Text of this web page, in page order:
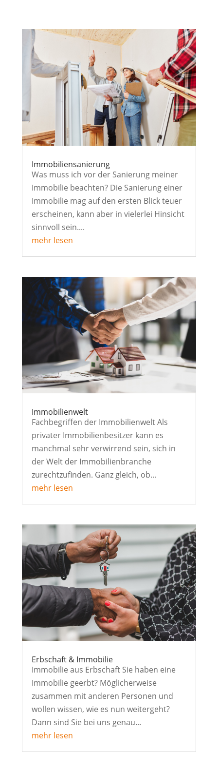
Immobiliensanierung
Was muss ich vor der Sanierung meiner
Immobilie beachten? Die Sanierung einer
Immobilie mag auf den ersten Blick teuer
erscheinen, kann aber in vielerlei Hinsicht
sinnvoll sein....
mehr lesen
Immobilienwelt
Fachbegriffen der Immobilienwelt Als
privater Immobilienbesitzer kann es
manchmal sehr verwirrend sein, sich in
der Welt der Immobilienbranche
zurechtzufinden. Ganz gleich, ob...
mehr lesen
Erbschaft & Immobilie
Immobilie aus Erbschaft Sie haben eine
Immobilie geerbt? Möglicherweise
zusammen mit anderen Personen und
wollen wissen, wie es nun weitergeht?
Dann sind Sie bei uns genau...
mehr lesen